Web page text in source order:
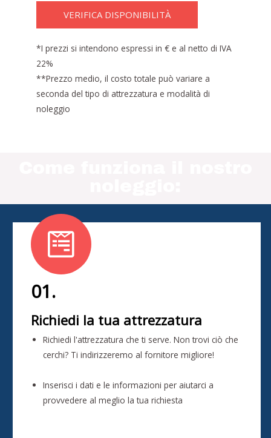
VERIFICA DISPONIBILITÀ
*I prezzi si intendono espressi in € e al netto di IVA
22%
**Prezzo medio, il costo totale può variare a
seconda del tipo di attrezzatura e modalità di
noleggio
01.
Richiedi la tua attrezzatura
Richiedi l'attrezzatura che ti serve. Non trovi ciò che
cerchi? Ti indirizzeremo al fornitore migliore!
Inserisci i dati e le informazioni per aiutarci a
provvedere al meglio la tua richiesta